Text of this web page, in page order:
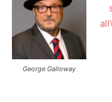
George Galloway